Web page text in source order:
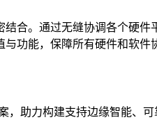
合。通过无缝协调各个硬
功能，保障所有硬件和软件
助力构建支持边缘智能、